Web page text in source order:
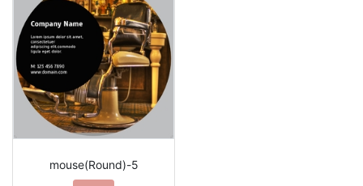
mouse(Round)-5